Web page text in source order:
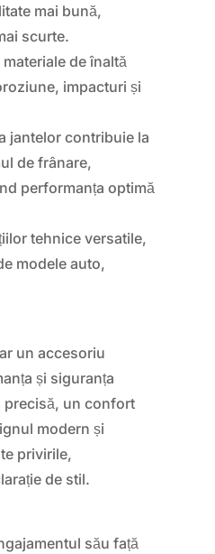
mai bună,
scurte.
de înaltă
impacturi și
jantelor contribuie la
de frânare,
performanța optimă
tehnice versatile,
modele auto,
un accesoriu
și siguranța
precisă, un confort
modern și
privirile,
de stil.
său față